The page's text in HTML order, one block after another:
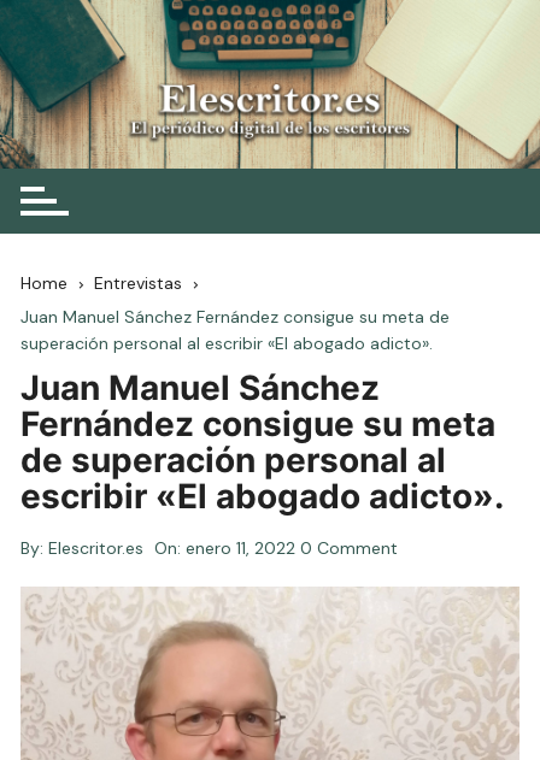
Skip
to
content
Elescritor.es
El periódico digital de los escritores
Home
Entrevistas
Juan Manuel Sánchez Fernández consigue su meta de
superación personal al escribir «El abogado adicto».
Juan Manuel Sánchez
Fernández consigue su meta
de superación personal al
escribir «El abogado adicto».
By: Elescritor.es On:enero 11, 2022 0 Comment